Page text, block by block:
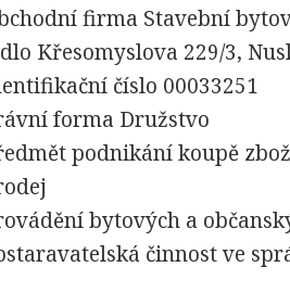
firma Stavební
Křesomyslova 229/3,
číslo 00033251
forma Družstvo
podnikání koupě
bytových a
činnost ve